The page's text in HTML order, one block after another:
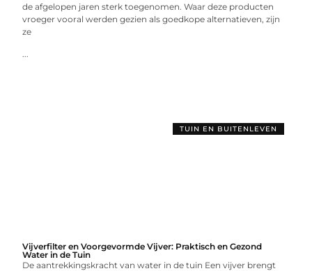
de afgelopen jaren sterk toegenomen. Waar deze producten
vroeger vooral werden gezien als goedkope alternatieven, zijn
ze
...
TUIN EN BUITENLEVEN
Vijverfilter en Voorgevormde Vijver: Praktisch en Gezond
Water in de Tuin
De aantrekkingskracht van water in de tuin Een vijver brengt